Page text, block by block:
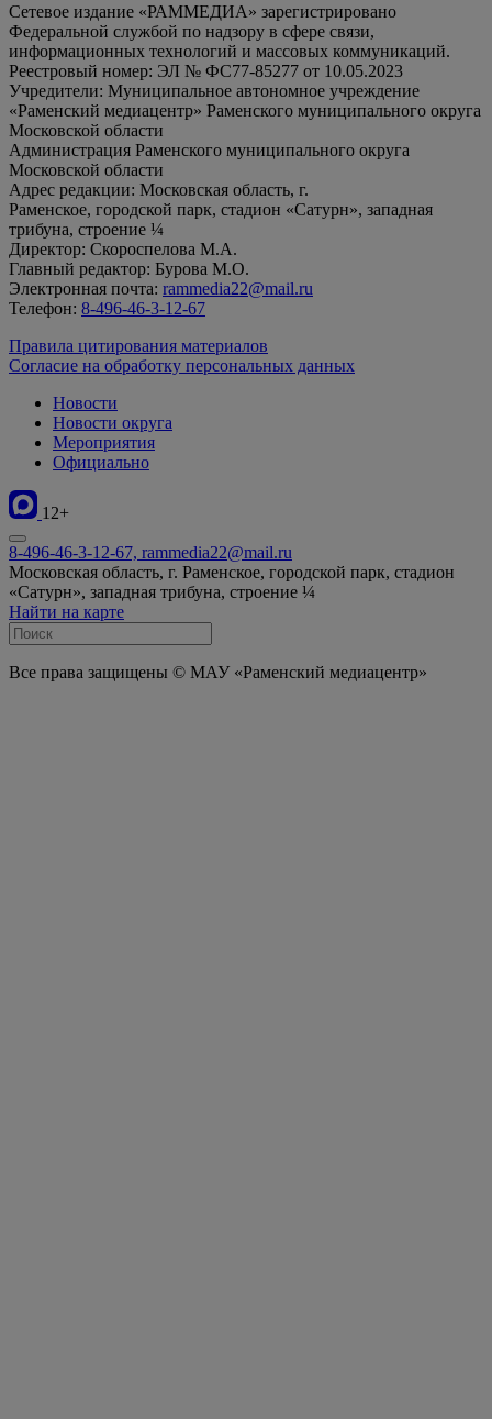
Сетевое издание «РАММЕДИА» зарегистрировано
Федеральной службой по надзору в сфере связи,
информационных технологий и массовых коммуникаций.
Реестровый номер: ЭЛ № ФС77-85277 от 10.05.2023
Учредители: Муниципальное автономное учреждение
«Раменский медиацентр» Раменского муниципального округа
Московской области
Администрация Раменского муниципального округа
Московской области
Адрес редакции: Московская область, г.
Раменское, городской парк, стадион «Сатурн», западная
трибуна, строение ¼
Директор: Скороспелова М.А.
Главный редактор: Бурова М.О.
Электронная почта: rammedia22@mail.ru
Телефон: 8-496-46-3-12-67
Правила цитирования материалов
Согласие на обработку персональных данных
Новости
Новости округа
Мероприятия
Официально
12+
8-496-46-3-12-67, rammedia22@mail.ru
Московская область, г. Раменское, городской парк, стадион
«Сатурн», западная трибуна, строение ¼
Найти на карте
Все права защищены © МАУ «Раменский медиацентр»